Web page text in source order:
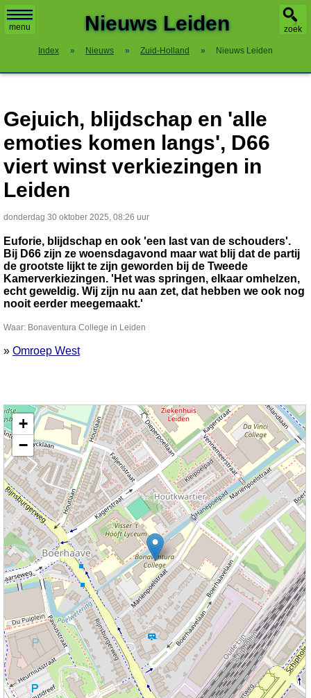
menu zoek
Nieuws Leiden
Index » Nieuws » Zuid-Holland » Nieuws Leiden
Gejuich, blijdschap en 'alle
emoties komen langs', D66
viert winst verkiezingen in
Leiden
donderdag 30 oktober 2025, 08:26 uur
Euforie, blijdschap en ook 'een last van de schouders'.
Bij D66 zijn ze woensdagavond maar wat blij dat de partij
de grootste lijkt te zijn geworden bij de Tweede
Kamerverkiezingen. 'Het was springen, elkaar omhelzen,
echt geweldig. Wij zijn nu aan zet, dat hebben we ook nog
nooit eerder meegemaakt.'
Waar: Bonaventura College in Leiden
» Omroep West
Kaart nieuws Leiden. Locatie nieuws: 52.17049 / 4.48222 Bonaventura College
+
−